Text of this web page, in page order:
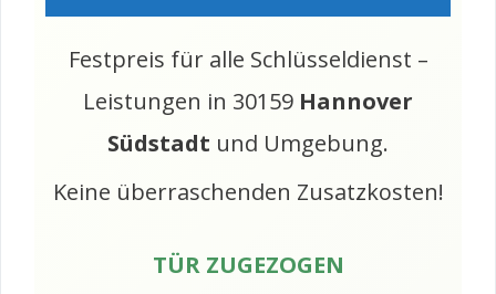
Festpreis für alle Schlüsseldienst –
Leistungen in 30159 Hannover
Südstadt und Umgebung.
Keine überraschenden Zusatzkosten!
TÜR ZUGEZOGEN